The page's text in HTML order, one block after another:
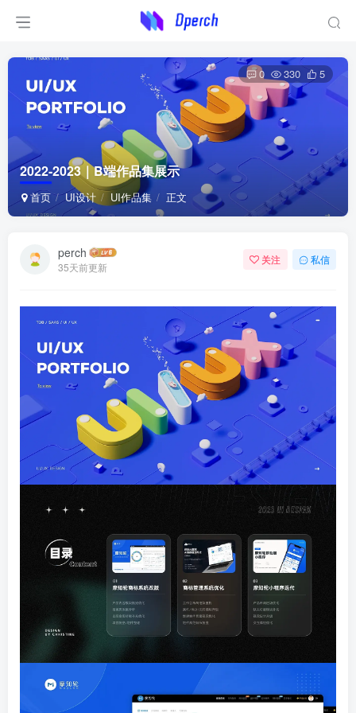
2022-2023｜B端作品集展示
首页 UI设计 UI作品集 正文
0 330 5
perch
35天前更新
关注 私信